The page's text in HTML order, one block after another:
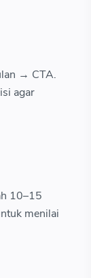
→ CTA.
agar
10–15
menilai